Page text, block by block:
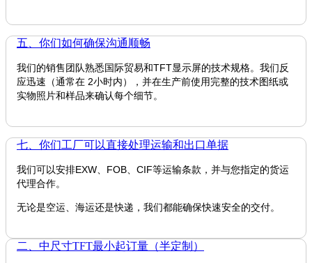
五、你们如何确保沟通顺畅
我们的销售团队熟悉国际贸易和TFT显示屏的技术规格。我们反
应迅速（通常在 2小时内），并在生产前使用完整的技术图纸或
实物照片和样品来确认每个细节。
七、你们工厂可以直接处理运输和出口单据
我们可以安排EXW、FOB、CIF等运输条款，并与您指定的货运
代理合作。
无论是空运、海运还是快递，我们都能确保快速安全的交付。
二、中尺寸TFT最小起订量（半定制）